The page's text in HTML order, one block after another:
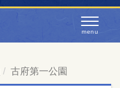
古府第一公園